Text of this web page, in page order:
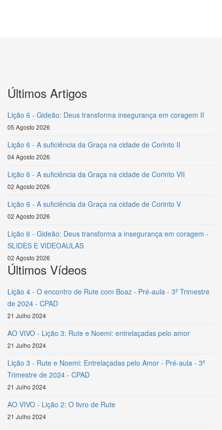
Últimos Artigos
Lição 6 - Gideão: Deus transforma insegurança em coragem II
05 Agosto 2026
Lição 6 - A suficiência da Graça na cidade de Corinto II
04 Agosto 2026
Lição 6 - A suficiência da Graça na cidade de Corinto VII
02 Agosto 2026
Lição 6 - A suficiência da Graça na cidade de Corinto V
02 Agosto 2026
Lição 6 - Gideão: Deus transforma a insegurança em coragem -
SLIDES E VIDEOAULAS
02 Agosto 2026
Últimos Vídeos
Lição 4 - O encontro de Rute com Boaz - Pré-aula - 3º Trimestre
de 2024 - CPAD
21 Julho 2024
AO VIVO - Lição 3: Rute e Noemi: entrelaçadas pelo amor
21 Julho 2024
Lição 3 - Rute e Noemi: Entrelaçadas pelo Amor - Pré-aula - 3º
Trimestre de 2024 - CPAD
21 Julho 2024
AO VIVO - Lição 2: O livro de Rute
21 Julho 2024